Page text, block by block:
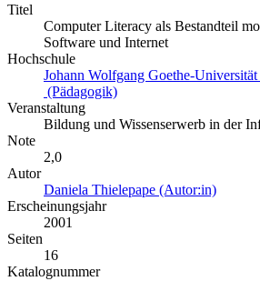
Titel
Computer Literacy als Bestandteil
Software und Internet
Hochschule
Johann Wolfgang Goethe-
(Pädagogik)
Veranstaltung
Bildung und Wissenserwerb in der
Note
2,0
Autor
Daniela Thielepape (Autor:in)
Erscheinungsjahr
2001
Seiten
16
Katalognummer